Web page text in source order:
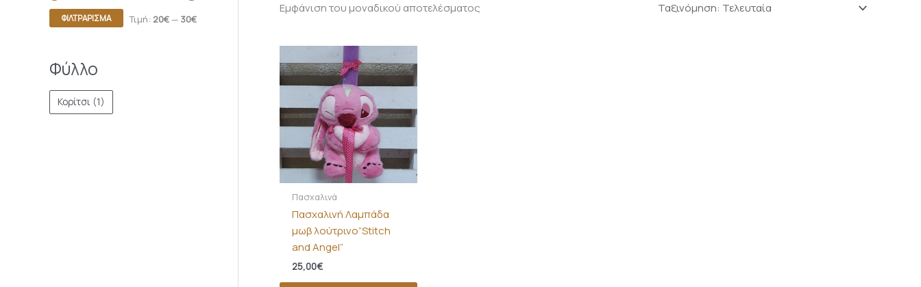
ΦΙΛΤΡΆΡΙΣΜΑ Τιμή: 20€— 30€
Φύλλο
Κορίτσι (1)
Εμφάνιση του μοναδικού αποτελέσματος
Πασχαλινά
Πασχαλινή Λαμπάδα
μωβ λούτρινο”Stitch
and Angel”
25,00€